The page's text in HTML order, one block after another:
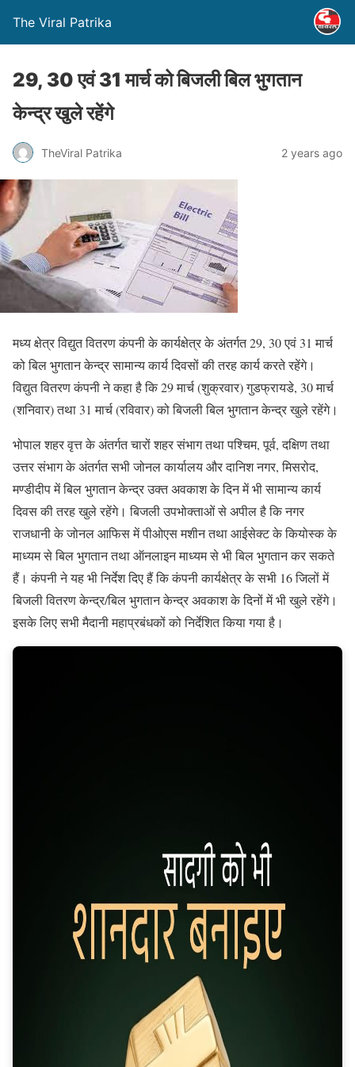
The Viral Patrika
29, 30 एवं 31 मार्च को बिजली बिल भुगतान
केन्द्र खुले रहेंगे
TheViral Patrika 2 years ago
मध्य क्षेत्र विद्युत वितरण कंपनी के कार्यक्षेत्र के अंतर्गत 29, 30 एवं 31 मार्च
को बिल भुगतान केन्द्र सामान्य कार्य दिवसों की तरह कार्य करते रहेंगे।
विद्युत वितरण कंपनी ने कहा है कि 29 मार्च (शुक्रवार) गुडफ्रायडे, 30 मार्च
(शनिवार) तथा 31 मार्च (रविवार) को बिजली बिल भुगतान केन्द्र खुले रहेंगे।
भोपाल शहर वृत्त के अंतर्गत चारों शहर संभाग तथा पश्चिम, पूर्व, दक्षिण तथा
उत्तर संभाग के अंतर्गत सभी जोनल कार्यालय और दानिश नगर, मिसरोद,
मण्डीदीप में बिल भुगतान केन्द्र उक्त अवकाश के दिन में भी सामान्य कार्य
दिवस की तरह खुले रहेंगे। बिजली उपभोक्ताओं से अपील है कि नगर
राजधानी के जोनल आफिस में पीओएस मशीन तथा आईसेक्ट के कियोस्क के
माध्यम से बिल भुगतान तथा ऑनलाइन माध्यम से भी बिल भुगतान कर सकते
हैं। कंपनी ने यह भी निर्देश दिए हैं कि कंपनी कार्यक्षेत्र के सभी 16 जिलों में
बिजली वितरण केन्द्र/बिल भुगतान केन्द्र अवकाश के दिनों में भी खुले रहेंगे।
इसके लिए सभी मैदानी महाप्रबंधकों को निर्देशित किया गया है।